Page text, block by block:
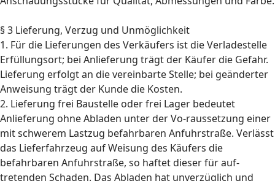
§ 3 Lieferung, Verzug und Unmöglichkeit
1. Für die Lieferungen des Verkäufers ist die Verladestelle
Erfüllungsort; bei Anlieferung trägt der Käufer die Gefahr.
Lieferung erfolgt an die vereinbarte Stelle; bei geänderter
Anweisung trägt der Kunde die Kosten.
2. Lieferung frei Baustelle oder frei Lager bedeutet
Anlieferung ohne Abladen unter der Vo-raussetzung einer
mit schwerem Lastzug befahrbaren Anfuhrstraße. Verlässt
das Lieferfahrzeug auf Weisung des Käufers die
befahrbaren Anfuhrstraße, so haftet dieser für auf-
tretenden Schaden. Das Abladen hat unverzüglich und